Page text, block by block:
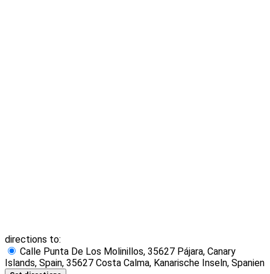
directions to:
Calle Punta De Los Molinillos, 35627 Pájara, Canary
Islands, Spain, 35627 Costa Calma, Kanarische Inseln, Spanien